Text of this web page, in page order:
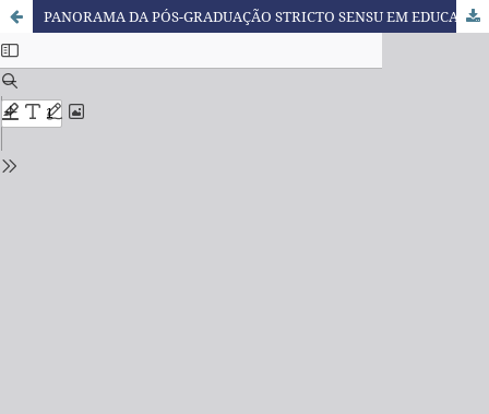
PANORAMA DA PÓS-GRADUAÇÃO STRICTO SENSU EM EDUCAÇÃO FÍSICA NO BRASIL: PRIMEIROS INDICATIVOS